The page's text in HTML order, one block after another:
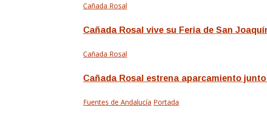
Cañada Rosal
Cañada Rosal vive su Feria de San
Cañada Rosal
Cañada Rosal estrena aparcamiento
Fuentes de Andalucía Portada